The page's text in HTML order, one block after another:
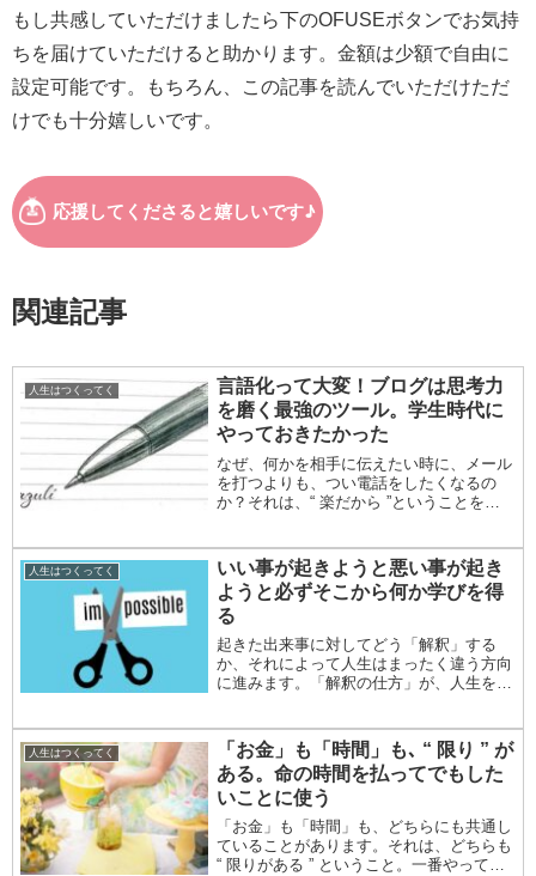
もし共感していただけましたら下のOFUSEボタンでお気持
ちを届けていただけると助かります。金額は少額で自由に
設定可能です。もちろん、この記事を読んでいただけただ
けでも十分嬉しいです。
関連記事
人生はつくってく
言語化って大変！ブログは思考力
を磨く最強のツール。学生時代に
やっておきたかった
なぜ、何かを相手に伝えたい時に、メール
を打つよりも、つい電話をしたくなるの
か？それは、“ 楽だから ”ということを、
る」という作業をともないます。それが面
倒くさいのです...
人生はつくってく
いい事が起きようと悪い事が起き
ようと必ずそこから何か学びを得
る
起きた出来事に対してどう「解釈」する
か、それによって人生はまったく違う方向
に進みます。「解釈の仕方」が、人生を左
以下、 本書『真・億万長者思考 貧乏・無
理心中・無期...
人生はつくってく
「お金」も「時間」も､ “ 限り ” が
ある。命の時間を払ってでもした
いことに使う
「お金」も「時間」も、どちらにも共通し
ていることがあります。それは、どちらも
“ 限りがある ” ということ。一番やっては